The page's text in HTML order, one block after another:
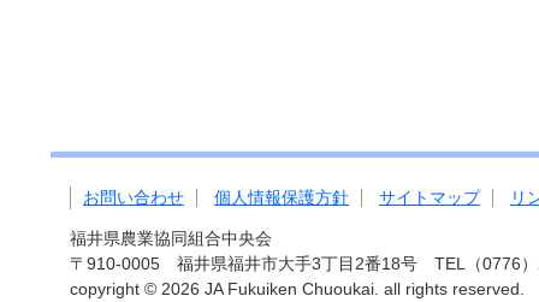
お問い合わせ 個人情報保護方針 サイトマップ リ
福井県農業協同組合中央会
〒910-0005 福井県福井市大手3丁目2番18号 TEL（0776
copyright © 2026 JA Fukuiken Chuoukai. all rights reserved.